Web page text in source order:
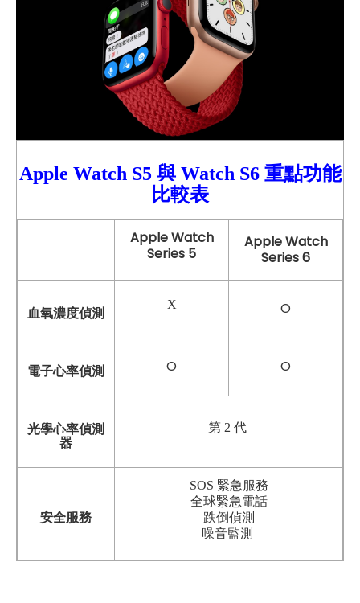
Apple Watch S5 與 Watch S6 重點功能
比較表
Apple Watch
Series 5
Apple Watch
Series 6
血氧濃度偵測
X O
電子心率偵測 O O
光學心率偵測
器
第 2 代
安全服務
SOS 緊急服務
全球緊急電話
跌倒偵測
噪音監測